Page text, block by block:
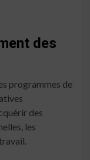
des
programmes de
des
les